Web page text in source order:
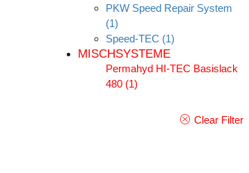
PKW Speed Repair System
(1)
Speed-TEC (1)
MISCHSYSTEME
Permahyd HI-TEC Basislack
480 (1)
Clear Filter